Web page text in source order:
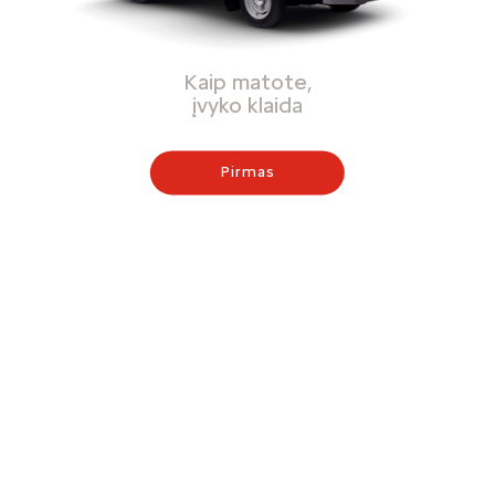
Kaip matote,
įvyko klaida
Pirmas